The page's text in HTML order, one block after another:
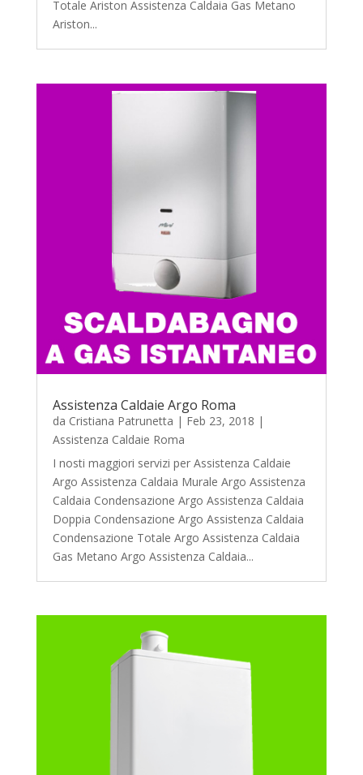
Totale Ariston Assistenza Caldaia Gas Metano
Ariston...
Assistenza Caldaie Argo Roma
da Cristiana Patrunetta | Feb 23, 2018 |
Assistenza Caldaie Roma
I nosti maggiori servizi per Assistenza Caldaie
Argo Assistenza Caldaia Murale Argo Assistenza
Caldaia Condensazione Argo Assistenza Caldaia
Doppia Condensazione Argo Assistenza Caldaia
Condensazione Totale Argo Assistenza Caldaia
Gas Metano Argo Assistenza Caldaia...